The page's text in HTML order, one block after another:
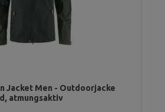
Jacket Men - Outdoorjacke
atmungsaktiv